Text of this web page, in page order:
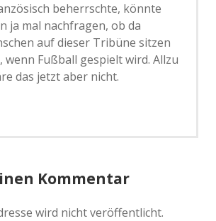
beherrschte, könnte
ja mal nachfragen, ob da
auf dieser Tribüne sitzen
wenn Fußball gespielt wird. Allzu
das jetzt aber nicht.
Kommentar
wird nicht veröffentlicht.